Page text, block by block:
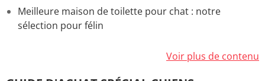
Meilleure maison de toilette pour chat : notre
sélection pour félin
Voir plus de contenu